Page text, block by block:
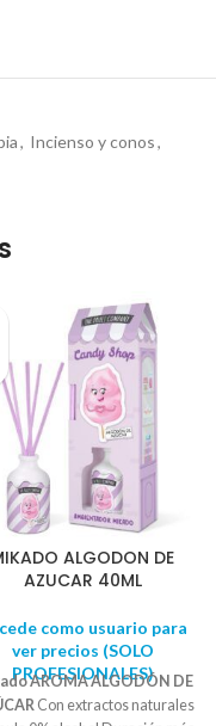
, Incienso y conos,
ALGODON DE
AZUCAR 40ML
como usuario para
ver precios (SOLO
PROFESIONALES)
AROMA ALGODÓN DE
Con extractos naturales